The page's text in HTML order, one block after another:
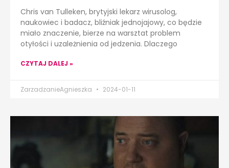
Chris van Tulleken, brytyjski lekarz wirusolog,
naukowiec i badacz, bliźniak jednojajowy, co będzie
miało znaczenie, bierze na warsztat problem
otyłości i uzależnienia od jedzenia. Dlaczego
CZYTAJ DALEJ »
ZarzadzanieAgnieszka 2024-01-11